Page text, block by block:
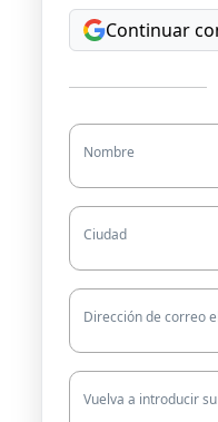
Continuar
Nombre
Ciudad
Dirección de correo
Vuelva a introducir